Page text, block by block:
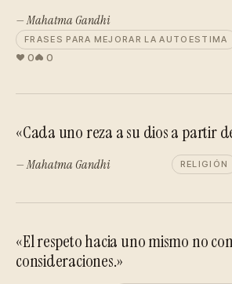
— Mahatma Gandhi
FRASES PARA MEJORAR LA AUTOESTIMA
0 0
«Cada uno reza a su dios a partir
— Mahatma Gandhi RELIGIÓN
«El respeto hacia uno mismo no
consideraciones.»